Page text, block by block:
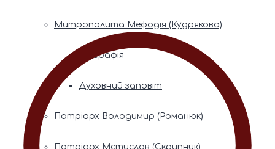
Митрополита Мефодія (Кудрякова)
Біографія
Духовний заповіт
Патріарх Володимир (Романюк)
Патріарх Мстислав (Скрипник)